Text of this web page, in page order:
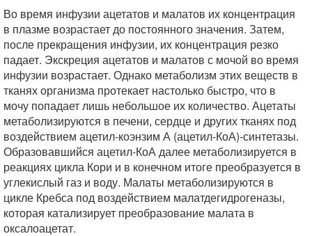
Во время инфузии ацетатов и малатов их концентрация
в плазме возрастает до постоянного значения. Затем,
после прекращения инфузии, их концентрация резко
падает. Экскреция ацетатов и малатов с мочой во время
инфузии возрастает. Однако метаболизм этих веществ в
тканях организма протекает настолько быстро, что в
мочу попадает лишь небольшое их количество. Ацетаты
метаболизируются в печени, сердце и других тканях под
воздействием ацетил-коэнзим А (ацетил-КоА)-синтетазы.
Образовавшийся ацетил-КоА далее метаболизируется в
реакциях цикла Кори и в конечном итоге преобразуется в
углекислый газ и воду. Малаты метаболизируются в
цикле Кребса под воздействием малатдегидрогеназы,
которая катализирует преобразование малата в
оксалоацетат.